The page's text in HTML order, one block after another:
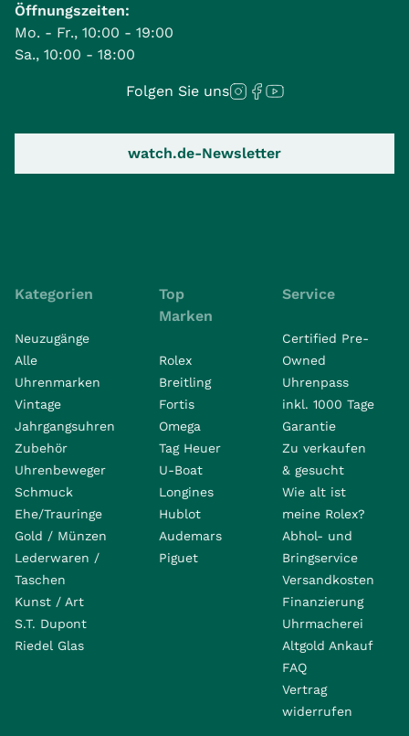
Öffnungszeiten:
Mo. - Fr., 10:00 - 19:00
Sa., 10:00 - 18:00
Folgen Sie uns
watch.de-Newsletter
Kategorien
Neuzugänge
Alle
Uhrenmarken
Vintage
Jahrgangsuhren
Zubehör
Uhrenbeweger
Schmuck
Ehe/Trauringe
Gold / Münzen
Lederwaren /
Taschen
Kunst / Art
S.T. Dupont
Riedel Glas
Top
Marken
Rolex
Breitling
Fortis
Omega
Tag Heuer
U-Boat
Longines
Hublot
Audemars
Piguet
Service
Certified Pre-
Owned
Uhrenpass
inkl. 1000 Tage
Garantie
Zu verkaufen
& gesucht
Wie alt ist
meine Rolex?
Abhol- und
Bringservice
Versandkosten
Finanzierung
Uhrmacherei
Altgold Ankauf
FAQ
Vertrag
widerrufen